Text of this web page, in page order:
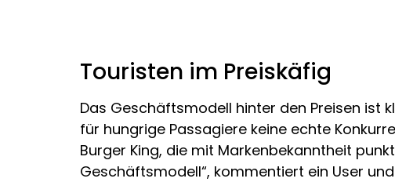
Touristen im Preiskäfig
Das Geschäftsmodell hinter den Preisen ist
für hungrige Passagiere keine echte
Burger King, die mit Markenbekanntheit
Geschäftsmodell“, kommentiert ein User